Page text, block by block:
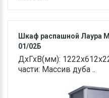
Шкаф распашной Лаура
01/02Б
ДхГхВ(мм):
части: Массив дуба ..